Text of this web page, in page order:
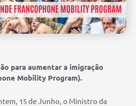
para aumentar a imigração
Mobility Program).
15 de Junho, o Ministro da